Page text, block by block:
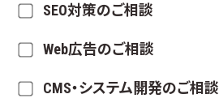
SEO対策のご相談
Web広告のご相談
CMS・システム開発のご相談